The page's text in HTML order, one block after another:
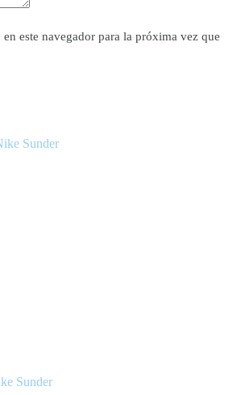
este navegador para la próxima vez que
Sunder